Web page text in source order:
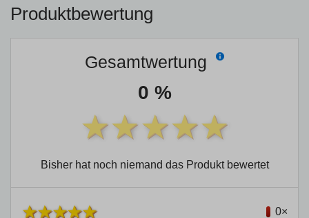
Produktbewertung
Gesamtwertung
0 %
Bisher hat noch niemand das Produkt bewertet
0×